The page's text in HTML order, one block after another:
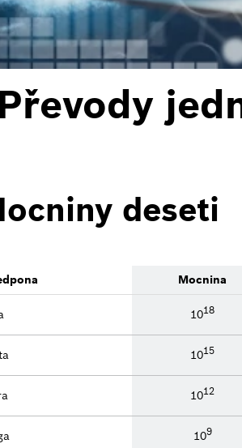
Převody
deseti
Mocnina
1018
1015
1012
109